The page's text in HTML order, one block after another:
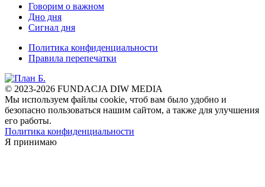
Говорим о важном
Дно дня
Сигнал дня
Политика конфиденциальности
Правила перепечатки
© 2023-2026 FUNDACJA DIW MEDIA
Мы используем файлы cookie, чтоб вам было удобно и
безопасно пользоваться нашим сайтом, а также для улучшения
его работы.
Политика конфиденциальности
Я принимаю